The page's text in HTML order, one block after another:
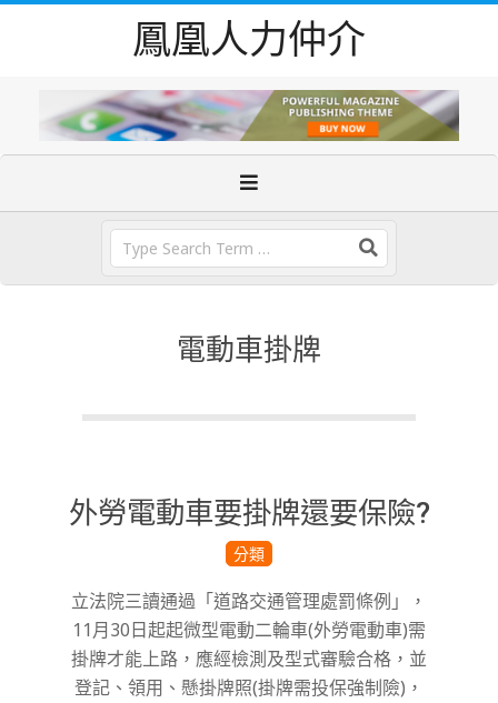
鳳凰人力仲介
電動車掛牌
外勞電動車要掛牌還要保險?
18
分類
立法院三讀通過「道路交通管理處罰條例」，
11月30日起起微型電動二輪車(外勞電動車)需
掛牌才能上路，應經檢測及型式審驗合格，並
登記、領用、懸掛牌照(掛牌需投保強制險)，